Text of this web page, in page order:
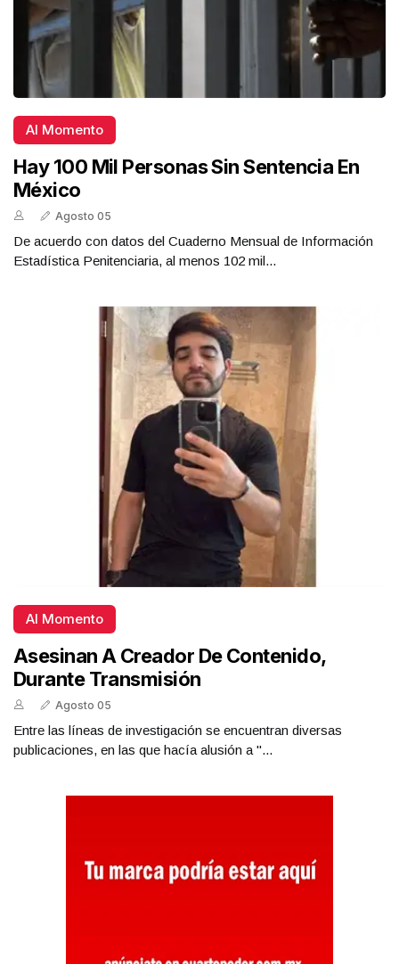
Al Momento
Hay 100 Mil Personas Sin Sentencia En
México
Agosto 05
De acuerdo con datos del Cuaderno Mensual de Información
Estadística Penitenciaria, al menos 102 mil...
Al Momento
Asesinan A Creador De Contenido,
Durante Transmisión
Agosto 05
Entre las líneas de investigación se encuentran diversas
publicaciones, en las que hacía alusión a "...